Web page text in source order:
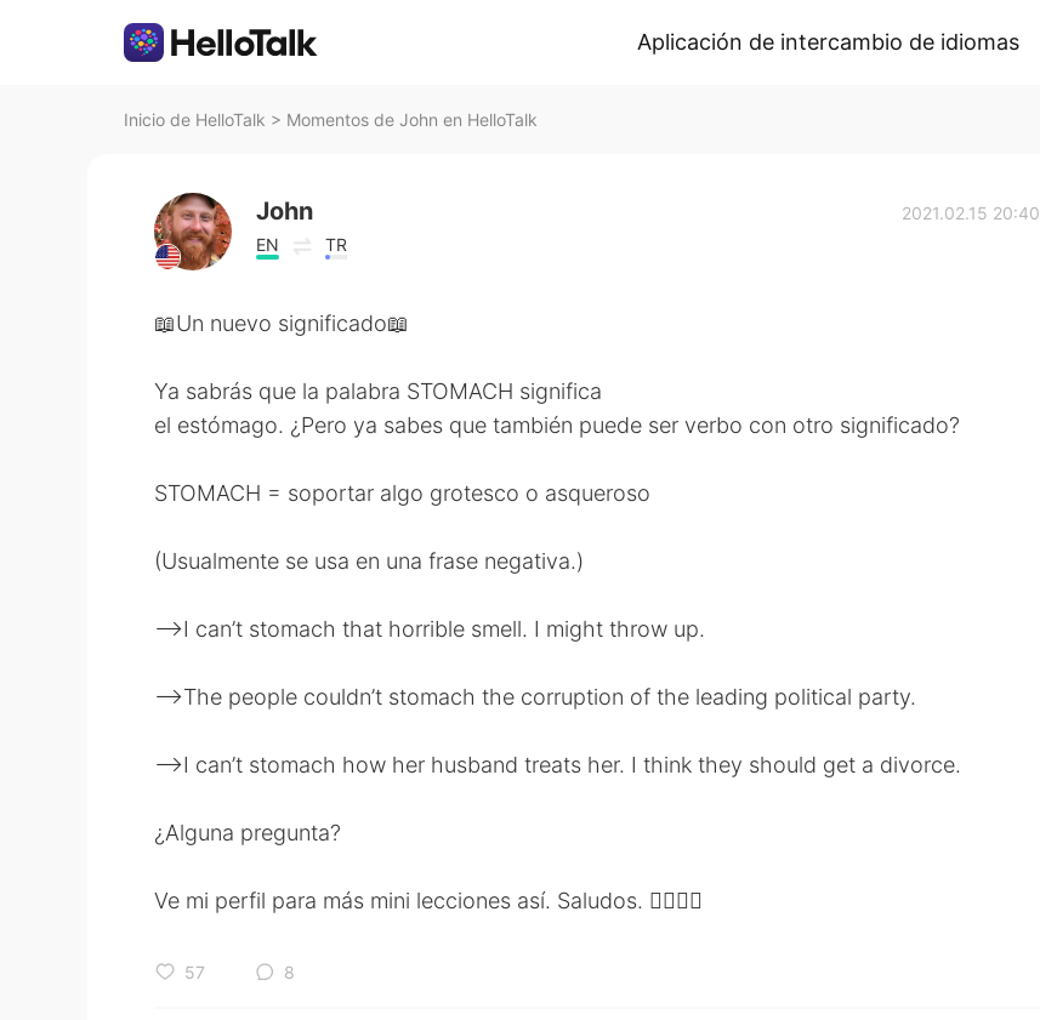
Aplicación de intercambio de idiomas
Inicio de HelloTalk > Momentos de John en HelloTalk
John
EN TR
2021.02.15 20:40
📖Un nuevo significado📖
Ya sabrás que la palabra STOMACH significa
el estómago. ¿Pero ya sabes que también puede ser verbo con otro significado?
STOMACH = soportar algo grotesco o asqueroso
(Usualmente se usa en una frase negativa.)
—>I can’t stomach that horrible smell. I might throw up.
—>The people couldn’t stomach the corruption of the leading political party.
—>I can’t stomach how her husband treats her. I think they should get a divorce.
¿Alguna pregunta?
Ve mi perfil para más mini lecciones así. Saludos. ✌🏻✌🏻
57 8